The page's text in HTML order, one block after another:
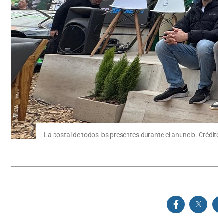
La postal de todos los presentes durante el anuncio.